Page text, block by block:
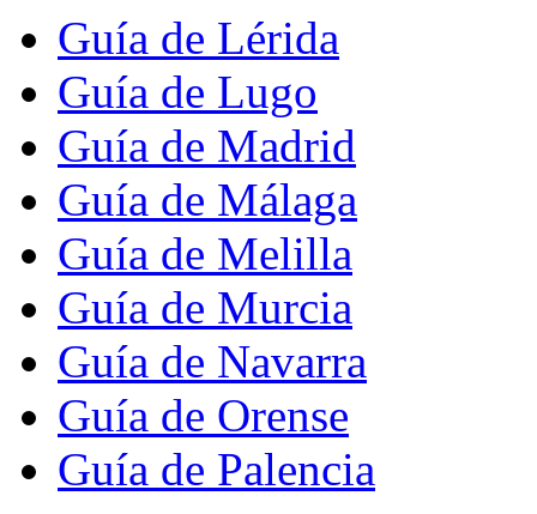
Guía de Lérida
Guía de Lugo
Guía de Madrid
Guía de Málaga
Guía de Melilla
Guía de Murcia
Guía de Navarra
Guía de Orense
Guía de Palencia